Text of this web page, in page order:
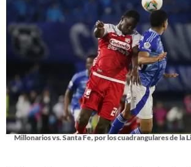
Millonarios vs. Santa Fe, por los cuadrangulares de la